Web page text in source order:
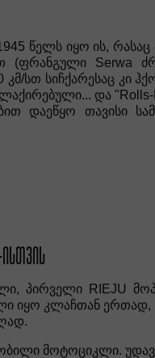
წელს იყო ის,
Serwa
სთ სიჩქარესაც კი
და "Rolls-
დაეწყო თავისი
პირველი RIEJU
იყო კლაჩთან ერთად,
მოტოციკლი.